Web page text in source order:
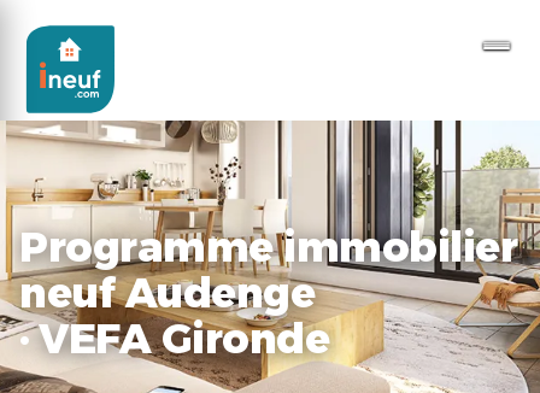
Programme immobilier
neuf Audenge
· VEFA Gironde